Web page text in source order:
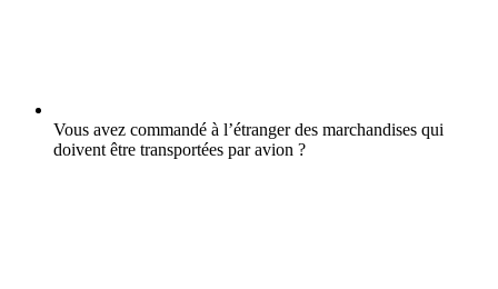
Vous avez commandé à l’étranger des marchandises qui
doivent être transportées par avion ?